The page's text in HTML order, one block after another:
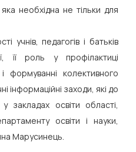
необхідна не тільки для
учнів, педагогів і батьків
її роль у профілактиці
формуванні колективного
інформаційні заходи, які до
закладах освіти області,
освіти і науки,
Марусинець.